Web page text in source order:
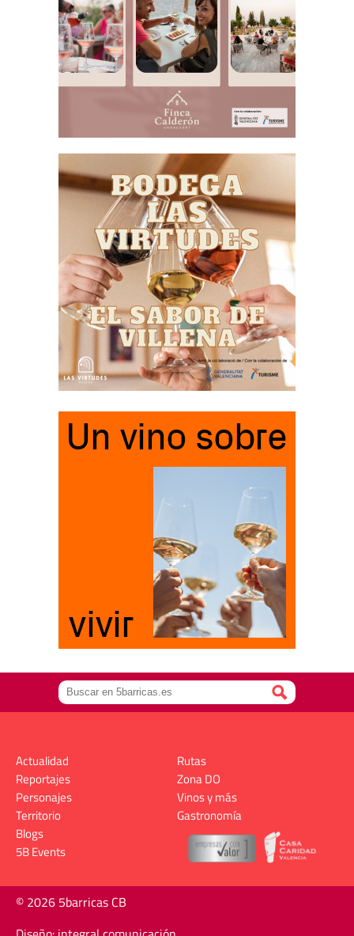
Actualidad
Reportajes
Personajes
Territorio
Rutas
Zona DO
Vinos y más
Gastronomía
Blogs
5B Events
© 2026 5barricas CB